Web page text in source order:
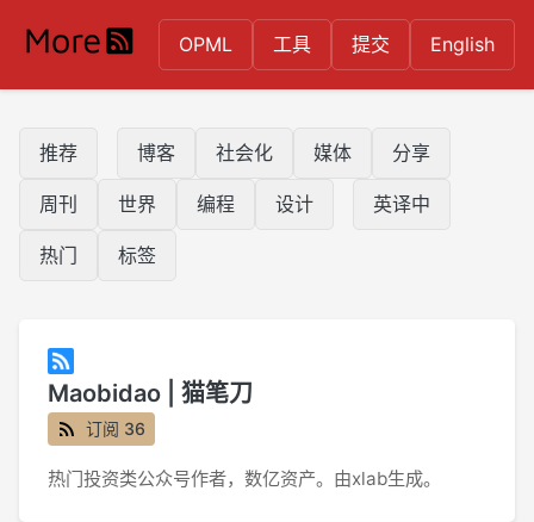
OPML 工具 提交 English
推荐 博客 社会化 媒体 分享
周刊 世界 编程 设计 英译中
热门 标签
Maobidao | 猫笔刀
订阅 36
热门投资类公众号作者，数亿资产。由xlab生成。